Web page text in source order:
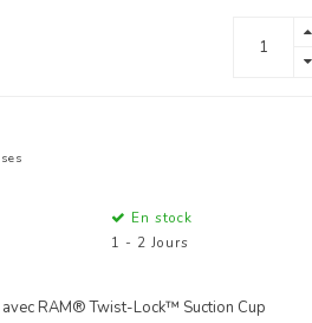
En stock
1 - 2 Jours
RAM® Twist-Lock™ Suction Cup